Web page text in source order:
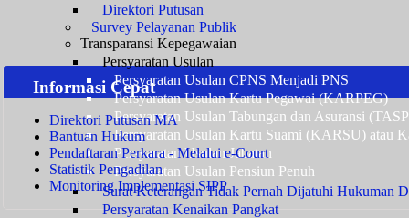
Direktori Putusan
Survey Pelayanan Publik
Transparansi Kepegawaian
Persyaratan Usulan
Persyaratan Usulan CPNS Menjadi PNS
Persyaratan Usulan Kartu Pegawai (KARPEG)
Persyaratan Usulan Tabungan dan Asuransi
Persyaratan Usulan Kartu Suami (KARSU) atau
Persyaratan Usulan Jabatan
Persyaratan Usulan Pensiun Penuh
Surat Keterangan Tidak Pernah Dijatuhi Hukuman
Persyaratan Kenaikan Pangkat
Informasi Cepat
Direktori Putusan MA
Bantuan Hukum
Pendaftaran Perkara - Melalui e-Court
Statistik Pengadilan
Monitoring Implementasi SIPP